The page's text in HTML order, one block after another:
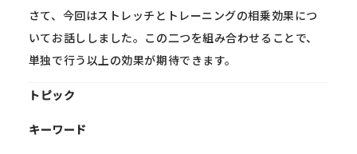
さて、今回はストレッチとトレーニングの相乗効果につ
いてお話ししました。この二つを組み合わせることで、
単独で行う以上の効果が期待できます。
トピック
キーワード